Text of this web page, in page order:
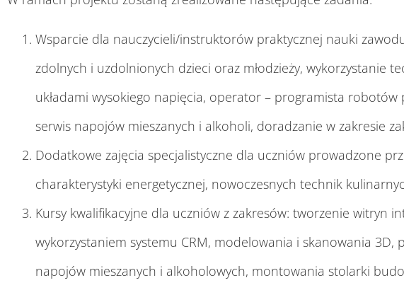
Wsparcie dla nauczycieli/instruktorów praktycznej nauki
zdolnych i uzdolnionych dzieci oraz młodzieży, wykorzystanie
układami wysokiego napięcia, operator – programista
serwis napojów mieszanych i alkoholi, doradzanie w zakresie
Dodatkowe zajęcia specjalistyczne dla uczniów prowadzone
charakterystyki energetycznej, nowoczesnych technik
Kursy kwalifikacyjne dla uczniów z zakresów: tworzenie witryn
wykorzystaniem systemu CRM, modelowania i skanowania
napojów mieszanych i alkoholowych, montowania stolarki